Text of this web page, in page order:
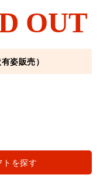
OUT
有姿販売）
トを探す